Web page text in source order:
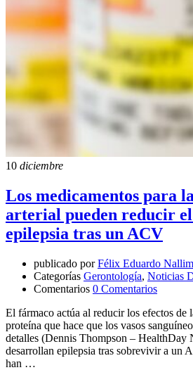
10 diciembre
Los medicamentos para
arterial pueden reducir el
epilepsia tras un ACV
publicado por Félix Eduardo Nallim
Categorías Gerontología, Noticias
Comentarios 0 Comentarios
El fármaco actúa al reducir los efectos de
proteína que hace que los vasos
detalles (Dennis Thompson – HealthDay
desarrollan epilepsia tras sobrevivir a un
han …